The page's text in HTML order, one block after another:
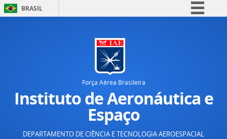
BRASIL
Canais
Força Aérea Brasileira
Instituto de Aeronáutica e
Espaço
DEPARTAMENTO DE CIÊNCIA E TECNOLOGIA AEROESPACIAL